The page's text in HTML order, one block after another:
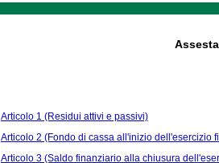
Articolo 1 (Residui attivi e passivi)
Articolo 2 (Fondo di cassa all'inizio dell'esercizio
Articolo 3 (Saldo finanziario alla chiusura